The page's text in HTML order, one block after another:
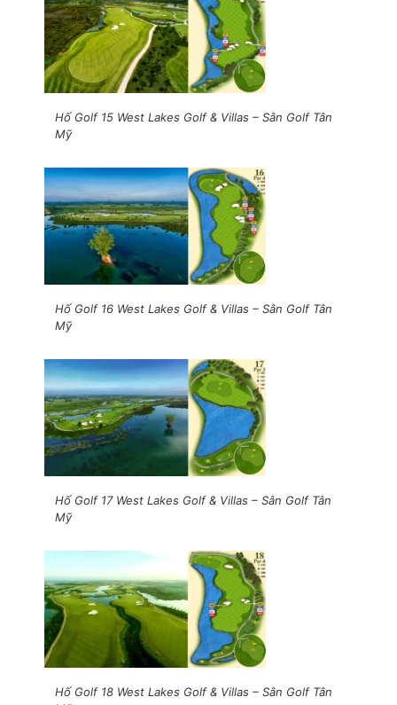
Hố Golf 15 West Lakes Golf & Villas – Sân Golf Tân
Mỹ
Hố Golf 16 West Lakes Golf & Villas – Sân Golf Tân
Mỹ
Hố Golf 17 West Lakes Golf & Villas – Sân Golf Tân
Mỹ
Hố Golf 18 West Lakes Golf & Villas – Sân Golf Tân